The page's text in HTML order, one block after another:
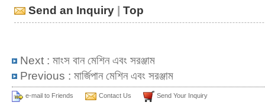
Send an Inquiry | Top
Next : মাংস বান মেশিন এবং সরঞ্জাম
Previous : মার্জিপান মেশিন এবং সরঞ্জাম
e-mail to Friends Contact Us Send Your Inquiry